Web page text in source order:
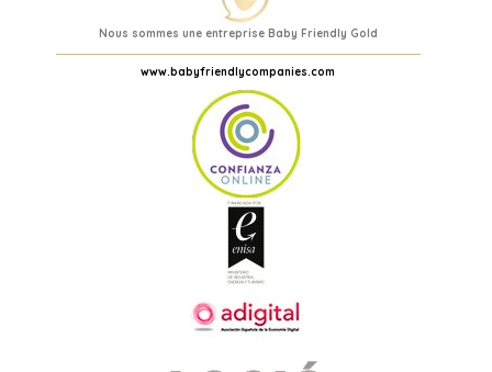
Nous sommes une entreprise Baby Friendly Gold
www.babyfriendlycompanies.com